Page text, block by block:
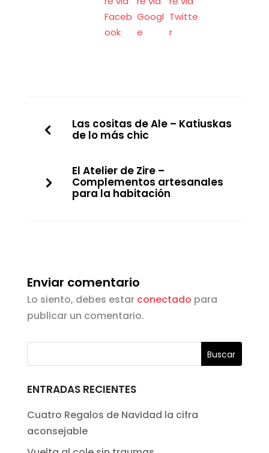
Las cositas de Ale – Katiuskas
de lo más chic
El Atelier de Zire –
Complementos artesanales
para la habitación
Enviar comentario
Lo siento, debes estar conectado para
publicar un comentario.
ENTRADAS RECIENTES
Cuatro Regalos de Navidad la cifra
aconsejable